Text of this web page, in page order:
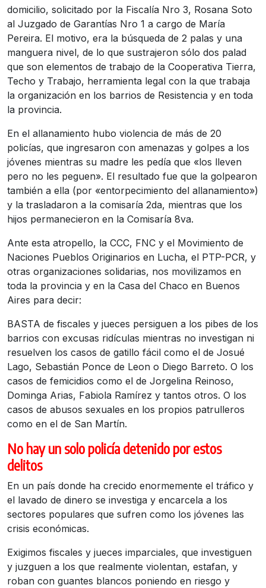
domicilio, solicitado por la Fiscalía Nro 3, Rosana Soto
al Juzgado de Garantías Nro 1 a cargo de María
Pereira. El motivo, era la búsqueda de 2 palas y una
manguera nivel, de lo que sustrajeron sólo dos palad
que son elementos de trabajo de la Cooperativa Tierra,
Techo y Trabajo, herramienta legal con la que trabaja
la organización en los barrios de Resistencia y en toda
la provincia.
En el allanamiento hubo violencia de más de 20
policías, que ingresaron con amenazas y golpes a los
jóvenes mientras su madre les pedía que «los lleven
pero no les peguen». El resultado fue que la golpearon
también a ella (por «entorpecimiento del allanamiento»)
y la trasladaron a la comisaría 2da, mientras que los
hijos permanecieron en la Comisaría 8va.
Ante esta atropello, la CCC, FNC y el Movimiento de
Naciones Pueblos Originarios en Lucha, el PTP-PCR, y
otras organizaciones solidarias, nos movilizamos en
toda la provincia y en la Casa del Chaco en Buenos
Aires para decir:
BASTA de fiscales y jueces persiguen a los pibes de los
barrios con excusas ridículas mientras no investigan ni
resuelven los casos de gatillo fácil como el de Josué
Lago, Sebastián Ponce de Leon o Diego Barreto. O los
casos de femicidios como el de Jorgelina Reinoso,
Dominga Arias, Fabiola Ramírez y tantos otros. O los
casos de abusos sexuales en los propios patrulleros
como en el de San Martín.
No hay un solo policía detenido por estos
delitos
En un país donde ha crecido enormemente el tráfico y
el lavado de dinero se investiga y encarcela a los
sectores populares que sufren como los jóvenes las
crisis económicas.
Exigimos fiscales y jueces imparciales, que investiguen
y juzguen a los que realmente violentan, estafan, y
roban con guantes blancos poniendo en riesgo y